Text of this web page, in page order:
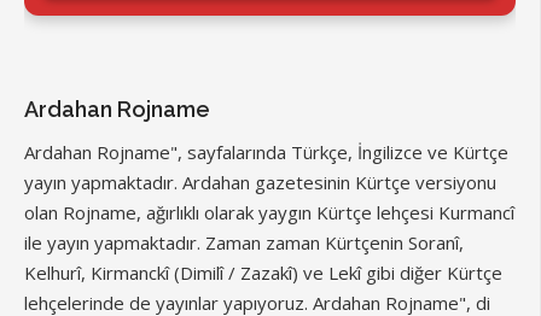
Ardahan Rojname
Ardahan Rojname", sayfalarında Türkçe, İngilizce ve Kürtçe
yayın yapmaktadır. Ardahan gazetesinin Kürtçe versiyonu
olan Rojname, ağırlıklı olarak yaygın Kürtçe lehçesi Kurmancî
ile yayın yapmaktadır. Zaman zaman Kürtçenin Soranî,
Kelhurî, Kirmanckî (Dimilî / Zazakî) ve Lekî gibi diğer Kürtçe
lehçelerinde de yayınlar yapıyoruz. Ardahan Rojname", di